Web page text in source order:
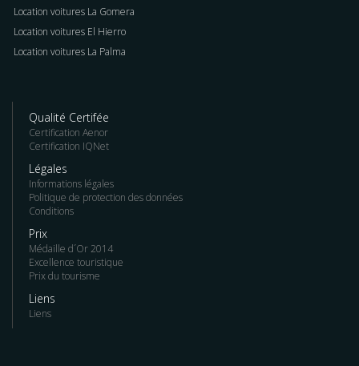
Location voitures La Gomera
Location voitures El Hierro
Location voitures La Palma
Qualité Certifée
Certification Aenor
Certification IQNet
Légales
Informations légales
Politique de protection des données
Conditions
Prix
Médaille d´Or 2014
Excellence touristique
Prix du tourisme
Liens
Liens